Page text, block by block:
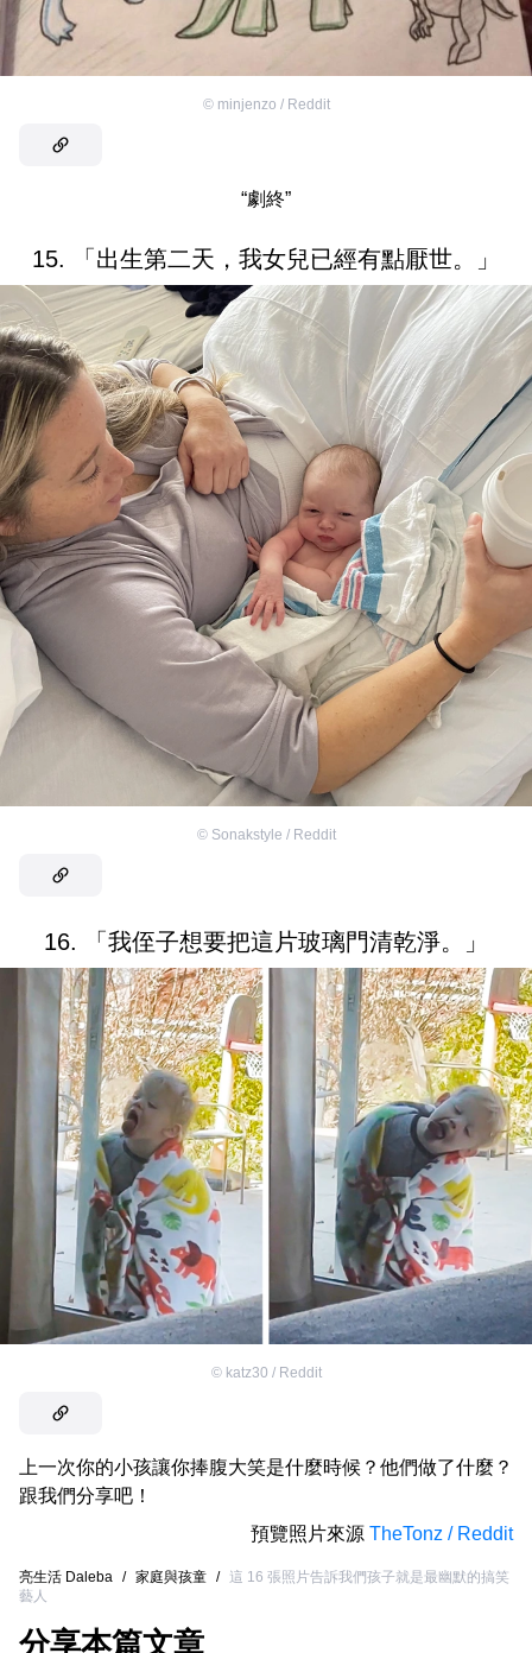
© minjenzo / Reddit
“劇終”
15. 「出生第二天，我女兒已經有點厭世。」
© Sonakstyle / Reddit
16. 「我侄子想要把這片玻璃門清乾淨。」
© katz30 / Reddit
上一次你的小孩讓你捧腹大笑是什麼時候？他們做了什麼？
跟我們分享吧！
預覽照片來源 TheTonz / Reddit
亮生活 Daleba / 家庭與孩童 /
這 16 張照片告訴我們孩子就是最幽默的搞笑
藝人
分享本篇文章